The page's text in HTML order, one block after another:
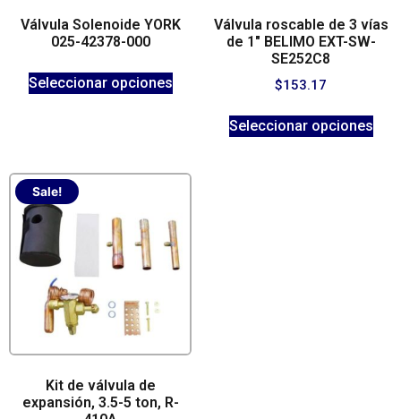
Válvula Solenoide YORK
025-42378-000
Seleccionar opciones
Válvula roscable de 3 vías
de 1″ BELIMO EXT-SW-
SE252C8
$153.17
Seleccionar opciones
Sale!
Kit de válvula de
expansión, 3.5-5 ton, R-